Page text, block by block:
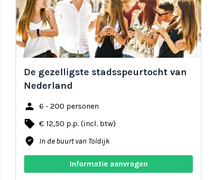
De gezelligste stadsspeurtocht van
Nederland
person 6 - 200 personen
local_offer € 12,50 p.p. (incl. btw)
where_to_vote In de buurt van Toldijk
Informatie aanvragen